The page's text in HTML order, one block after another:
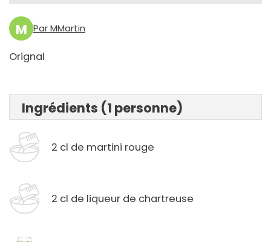
M Par MMartin
Orignal
Ingrédients (1 personne)
2 cl de martini rouge
2 cl de liqueur de chartreuse